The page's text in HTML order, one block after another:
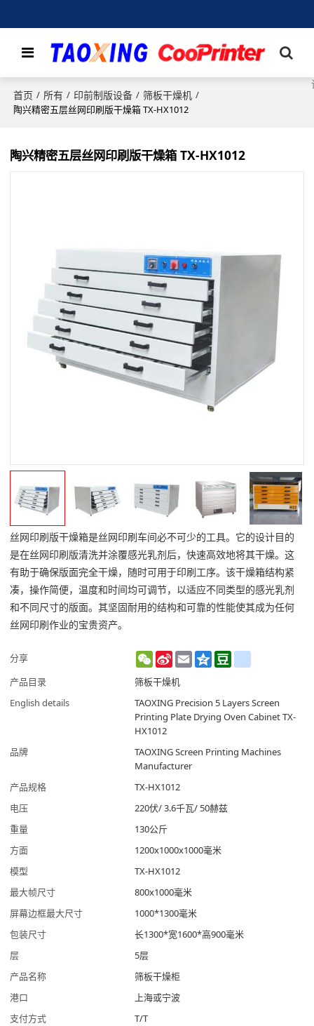
首页 / 所有 / 印前制版设备 / 筛板干燥机 /
陶兴精密五层丝网印刷版干燥箱 TX-HX1012
陶兴精密五层丝网印刷版干燥箱 TX-HX1012
丝网印刷版干燥箱是丝网印刷车间必不可少的工具。它的设计目的
是在丝网印刷版清洗并涂覆感光乳剂后，快速高效地将其干燥。这
有助于确保版面完全干燥，随时可用于印刷工序。该干燥箱结构紧
凑，操作简便，温度和时间均可调节，以适应不同类型的感光乳剂
和不同尺寸的版面。其坚固耐用的结构和可靠的性能使其成为任何
丝网印刷作业的宝贵资产。
分享 WeChat
Sina
Weibo
EmailQzone
产品目录
筛板干燥机
English details
TAOXING Precision 5 Layers Screen
Printing Plate Drying Oven Cabinet TX-
HX1012
品牌
TAOXING Screen Printing Machines
Manufacturer
产品规格
TX-HX1012
电压
220伏/ 3.6千瓦/ 50赫兹
重量
130公斤
方面
1200x1000x1000毫米
模型
TX-HX1012
最大帧尺寸
800x1000毫米
屏幕边框最大尺寸
1000*1300毫米
包装尺寸
长1300*宽1600*高900毫米
层
5层
产品名称
筛板干燥柜
港口
上海或宁波
支付方式
T/T